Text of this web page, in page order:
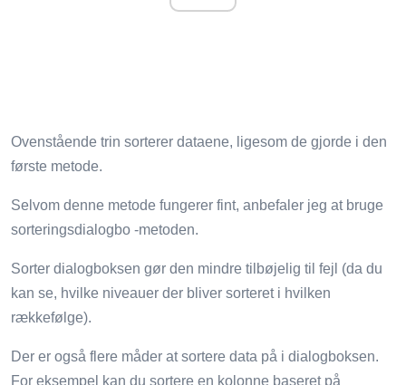
Ovenstående trin sorterer dataene, ligesom de gjorde i den
første metode.
Selvom denne metode fungerer fint, anbefaler jeg at bruge
sorteringsdialogbo -metoden.
Sorter dialogboksen gør den mindre tilbøjelig til fejl (da du
kan se, hvilke niveauer der bliver sorteret i hvilken
rækkefølge).
Der er også flere måder at sortere data på i dialogboksen.
For eksempel kan du sortere en kolonne baseret på